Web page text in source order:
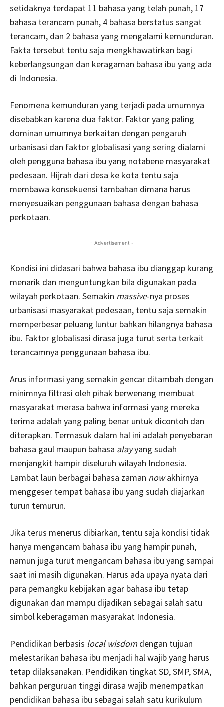
setidaknya terdapat 11 bahasa yang telah punah, 17
bahasa terancam punah, 4 bahasa berstatus sangat
terancam, dan 2 bahasa yang mengalami kemunduran.
Fakta tersebut tentu saja mengkhawatirkan bagi
keberlangsungan dan keragaman bahasa ibu yang ada
di Indonesia.
Fenomena kemunduran yang terjadi pada umumnya
disebabkan karena dua faktor. Faktor yang paling
dominan umumnya berkaitan dengan pengaruh
urbanisasi dan faktor globalisasi yang sering dialami
oleh pengguna bahasa ibu yang notabene masyarakat
pedesaan. Hijrah dari desa ke kota tentu saja
membawa konsekuensi tambahan dimana harus
menyesuaikan penggunaan bahasa dengan bahasa
perkotaan.
- Advertisement -
Kondisi ini didasari bahwa bahasa ibu dianggap kurang
menarik dan menguntungkan bila digunakan pada
wilayah perkotaan. Semakin massive-nya proses
urbanisasi masyarakat pedesaan, tentu saja semakin
memperbesar peluang luntur bahkan hilangnya bahasa
ibu. Faktor globalisasi dirasa juga turut serta terkait
terancamnya penggunaan bahasa ibu.
Arus informasi yang semakin gencar ditambah dengan
minimnya filtrasi oleh pihak berwenang membuat
masyarakat merasa bahwa informasi yang mereka
terima adalah yang paling benar untuk dicontoh dan
diterapkan. Termasuk dalam hal ini adalah penyebaran
bahasa gaul maupun bahasa alayyang sudah
menjangkit hampir diseluruh wilayah Indonesia.
Lambat laun berbagai bahasa zaman nowakhirnya
menggeser tempat bahasa ibu yang sudah diajarkan
turun temurun.
Jika terus menerus dibiarkan, tentu saja kondisi tidak
hanya mengancam bahasa ibu yang hampir punah,
namun juga turut mengancam bahasa ibu yang sampai
saat ini masih digunakan. Harus ada upaya nyata dari
para pemangku kebijakan agar bahasa ibu tetap
digunakan dan mampu dijadikan sebagai salah satu
simbol keberagaman masyarakat Indonesia.
Pendidikan berbasis local wisdom dengan tujuan
melestarikan bahasa ibu menjadi hal wajib yang harus
tetap dilaksanakan. Pendidikan tingkat SD, SMP, SMA,
bahkan perguruan tinggi dirasa wajib menempatkan
pendidikan bahasa ibu sebagai salah satu kurikulum